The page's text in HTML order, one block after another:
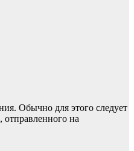
Обычно для этого следует
отправленного на